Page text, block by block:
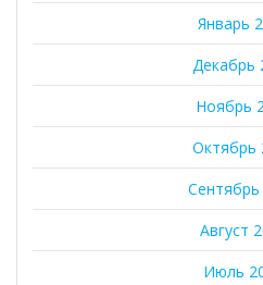
Январь
Декабрь
Ноябрь
Октябрь
Сентябрь
Август
Июль